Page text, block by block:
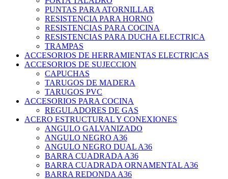
PUNTAS PARA ATORNILLAR
RESISTENCIA PARA HORNO
RESISTENCIAS PARA COCINA
RESISTENCIAS PARA DUCHA ELECTRICA
TRAMPAS
ACCESORIOS DE HERRAMIENTAS ELECTRICAS
ACCESORIOS DE SUJECCION
CAPUCHAS
TARUGOS DE MADERA
TARUGOS PVC
ACCESORIOS PARA COCINA
REGULADORES DE GAS
ACERO ESTRUCTURAL Y CONEXIONES
ANGULO GALVANIZADO
ANGULO NEGRO A36
ANGULO NEGRO DUAL A36
BARRA CUADRADA A36
BARRA CUADRADA ORNAMENTAL A36
BARRA REDONDA A36